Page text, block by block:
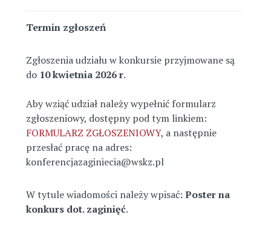
Termin zgłoszeń
Zgłoszenia udziału w konkursie przyjmowane są
do 10 kwietnia 2026 r.
Aby wziąć udział należy wypełnić formularz
zgłoszeniowy, dostępny pod tym linkiem:
FORMULARZ ZGŁOSZENIOWY, a następnie
przesłać pracę na adres:
konferencjazaginiecia@wskz.pl
Wtytule wiadomościnależy wpisać: Poster na
konkurs dot. zaginięć.